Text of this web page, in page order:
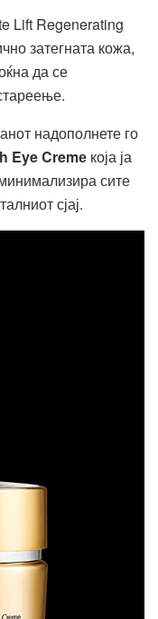
Lift Regenerating
затегната кожа,
да се
надополнете го
Eye Cremе која ја
сите
сјај.